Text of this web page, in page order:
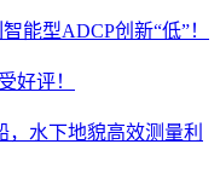
能型ADCP创新“低”！
好评！
，水下地貌高效测量利